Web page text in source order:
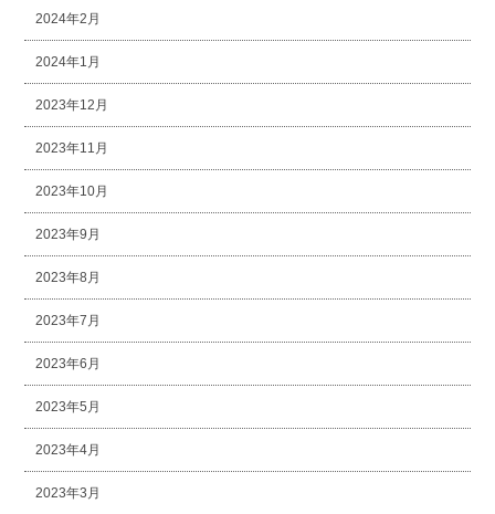
2024年2月
2024年1月
2023年12月
2023年11月
2023年10月
2023年9月
2023年8月
2023年7月
2023年6月
2023年5月
2023年4月
2023年3月